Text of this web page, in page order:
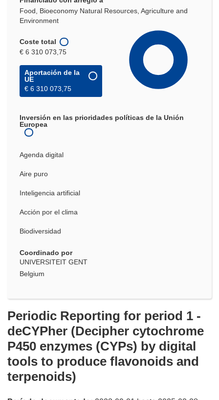
Food, Bioeconomy Natural Resources, Agriculture and
Environment
Coste total
€ 6 310 073,75
Aportación de la
UE
€ 6 310 073,75
Inversión en las prioridades políticas de la Unión
Europea
Agenda digital
Aire puro
Inteligencia artificial
Acción por el clima
Biodiversidad
Coordinado por
UNIVERSITEIT GENT
Belgium
Periodic Reporting for period 1 -
deCYPher (Decipher cytochrome
P450 enzymes (CYPs) by digital
tools to produce flavonoids and
terpenoids)